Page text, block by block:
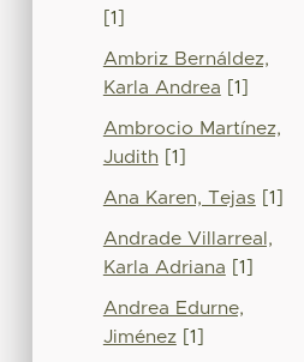
[1]
Ambriz Bernáldez,
Karla Andrea [1]
Ambrocio Martínez,
Judith [1]
Ana Karen, Tejas [1]
Andrade Villarreal,
Karla Adriana [1]
Andrea Edurne,
Jiménez[1]